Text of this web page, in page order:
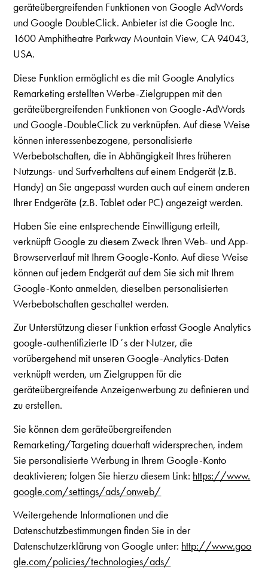
geräteübergreifenden Funktionen von Google AdWords
und Google DoubleClick. Anbieter ist die Google Inc.
1600 Amphitheatre Parkway Mountain View, CA 94043,
USA.
Diese Funktion ermöglicht es die mit Google Analytics
Remarketing erstellten Werbe-Zielgruppen mit den
geräteübergreifenden Funktionen von Google-AdWords
und Google-DoubleClick zu verknüpfen. Auf diese Weise
können interessenbezogene, personalisierte
Werbebotschaften, die in Abhängigkeit Ihres früheren
Nutzungs- und Surfverhaltens auf einem Endgerät (z.B.
Handy) an Sie angepasst wurden auch auf einem anderen
Ihrer Endgeräte (z.B. Tablet oder PC) angezeigt werden.
Haben Sie eine entsprechende Einwilligung erteilt,
verknüpft Google zu diesem Zweck Ihren Web- und App-
Browserverlauf mit Ihrem Google-Konto. Auf diese Weise
können auf jedem Endgerät auf dem Sie sich mit Ihrem
Google-Konto anmelden, dieselben personalisierten
Werbebotschaften geschaltet werden.
Zur Unterstützung dieser Funktion erfasst Google Analytics
google-authentifizierte ID´s der Nutzer, die
vorübergehend mit unseren Google-Analytics-Daten
verknüpft werden, um Zielgruppen für die
geräteübergreifende Anzeigenwerbung zu definieren und
zu erstellen.
Sie können dem geräteübergreifenden
Remarketing/Targeting dauerhaft widersprechen, indem
Sie personalisierte Werbung in Ihrem Google-Konto
deaktivieren; folgen Sie hierzu diesem Link: https://www.
google.com/settings/ads/onweb/
Weitergehende Informationen und die
Datenschutzbestimmungen finden Sie in der
Datenschutzerklärung von Google unter: http://www.goo
gle.com/policies/technologies/ads/